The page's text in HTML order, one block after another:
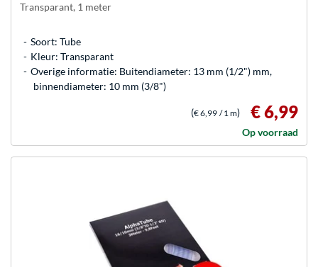
Transparant, 1 meter
Soort: Tube
Kleur: Transparant
Overige informatie: Buitendiameter: 13 mm (1/2") mm,
binnendiameter: 10 mm (3/8")
(€ 6,99 / 1 m) € 6,99
Op voorraad